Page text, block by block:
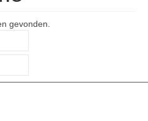
gevonden.